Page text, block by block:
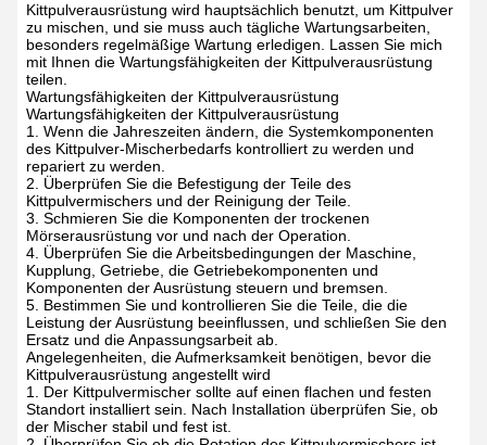
Kittpulverausrüstung wird hauptsächlich benutzt, um Kittpulver
zu mischen, und sie muss auch tägliche Wartungsarbeiten,
besonders regelmäßige Wartung erledigen. Lassen Sie mich
mit Ihnen die Wartungsfähigkeiten der Kittpulverausrüstung
teilen.
Wartungsfähigkeiten der Kittpulverausrüstung
Wartungsfähigkeiten der Kittpulverausrüstung
1. Wenn die Jahreszeiten ändern, die Systemkomponenten
des Kittpulver-Mischerbedarfs kontrolliert zu werden und
repariert zu werden.
2. Überprüfen Sie die Befestigung der Teile des
Kittpulvermischers und der Reinigung der Teile.
3. Schmieren Sie die Komponenten der trockenen
Mörserausrüstung vor und nach der Operation.
4. Überprüfen Sie die Arbeitsbedingungen der Maschine,
Kupplung, Getriebe, die Getriebekomponenten und
Komponenten der Ausrüstung steuern und bremsen.
5. Bestimmen Sie und kontrollieren Sie die Teile, die die
Leistung der Ausrüstung beeinflussen, und schließen Sie den
Ersatz und die Anpassungsarbeit ab.
Angelegenheiten, die Aufmerksamkeit benötigen, bevor die
Kittpulverausrüstung angestellt wird
1. Der Kittpulvermischer sollte auf einen flachen und festen
Standort installiert sein. Nach Installation überprüfen Sie, ob
der Mischer stabil und fest ist.